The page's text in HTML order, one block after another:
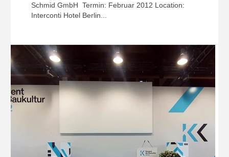
Schmid GmbH Termin: Februar 2012 Location:
Interconti Hotel Berlin...